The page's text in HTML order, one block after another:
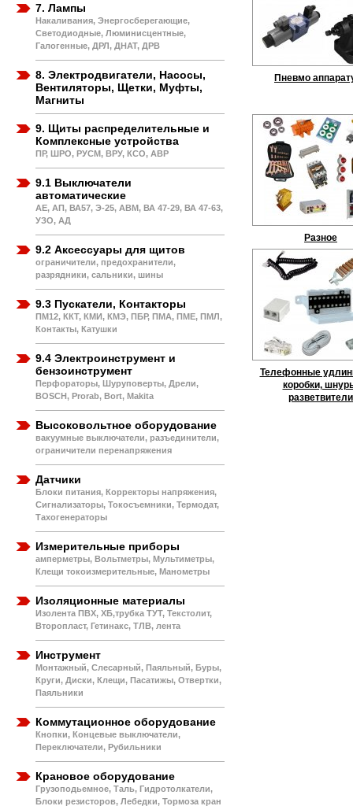
7. Лампы
Накаливания, Энергосберегающие,
Светодиодные, Люминисцентные,
Галогенные, ДРЛ, ДНАТ, ДРВ
8. Электродвигатели, Насосы,
Вентиляторы, Щетки, Муфты,
Магниты
9. Щиты распределительные и
Комплексные устройства
ПР, ШРО, РУСМ, ВРУ, КСО, АВР
9.1 Выключатели
автоматические
АЕ, АП, ВА57, Э-25, АВМ, ВА 47-29, ВА 47-63,
УЗО, АД
9.2 Аксессуары для щитов
ограничители, предохранители,
разрядники, сальники, шины
9.3 Пускатели, Контакторы
ПМ12, ККТ, КМИ, КМЭ, ПБР, ПМА, ПМЕ, ПМЛ,
Контакты, Катушки
9.4 Электроинструмент и
бензоинструмент
Перфораторы, Шуруповерты, Дрели,
BOSCH, Prorab, Bort, Makita
Высоковольтное оборудование
вакуумные выключатели, разъединители,
ограничители перенапряжения
Датчики
Блоки питания, Корректоры напряжения,
Сигнализаторы, Токосъемники, Термодат,
Тахогенераторы
Измерительные приборы
амперметры, Вольтметры, Мультиметры,
Клещи токоизмерительные, Манометры
Изоляционные материалы
Изолента ПВХ, ХБ,трубка ТУТ, Текстолит,
Второпласт, Гетинакс, ТЛВ, лента
Инструмент
Монтажный, Слесарный, Паяльный, Буры,
Круги, Диски, Клещи, Пасатижы, Отвертки,
Паяльники
Коммутационное оборудование
Кнопки, Концевые выключатели,
Переключатели, Рубильники
Крановое оборудование
Грузоподьемное, Таль, Гидротолкатели,
Блоки резисторов, Лебедки, Тормоза кран
Пневмо
Разное
Телефонные
коробки,
разветвители